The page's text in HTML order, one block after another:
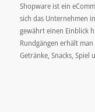
Shopware ist ein
sich das Unternehmen
gewährt einen Einblick
Rundgängen erhält
Getränke, Snacks, Spiel